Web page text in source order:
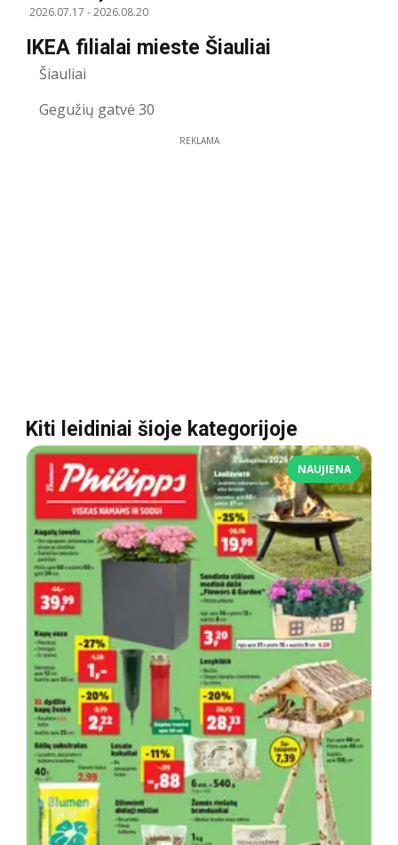
2026.07.17 -2026.08.20
IKEA filialai mieste Šiauliai
Šiauliai
Gegužių gatvė 30
REKLAMA
Kiti leidiniai šioje kategorijoje
NAUJIENA